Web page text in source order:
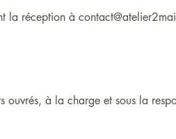
la réception à
ouvrés, à la charge et sous la